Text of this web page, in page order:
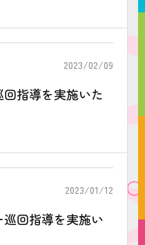
2023/02/09
指導を実施いた
2023/01/12
回指導を実施い